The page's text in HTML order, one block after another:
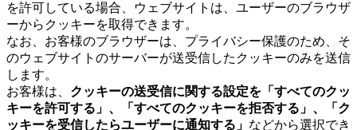
を許可している場合、ウェブサイトは、ユーザーのブラウザ
ーからクッキーを取得できます。
なお、お客様のブラウザーは、プライバシー保護のため、そ
のウェブサイトのサーバーが送受信したクッキーのみを送信
します。
お客様は、 クッキーの送受信に関する設定を「すべてのクッ
キーを許可する」、「すべてのクッキーを拒否する」、「ク
ッキーを受信したらユーザーに通知する」 などから選択でき